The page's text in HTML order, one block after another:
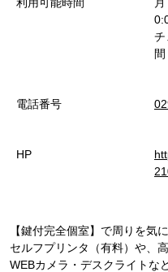
チ
電話番号
HP
【鍵付完全個室】で周りを気
セルフプリンタ（有料）や、
WEBカメラ・デスクライトな